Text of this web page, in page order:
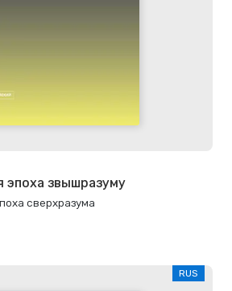
эпоха звышразуму
сверхразума
RUS